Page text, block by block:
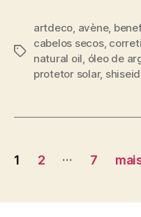
Tags
artdeco, avène,
cabelos secos,
natural oil, óleo de
protetor solar,
Paginação
posts
1 2 … 7